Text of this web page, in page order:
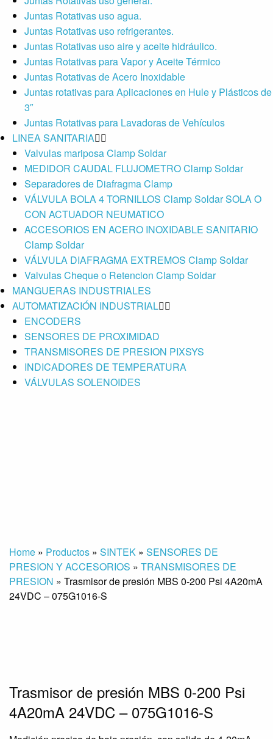
Juntas Rotativas uso agua.
Juntas Rotativas uso refrigerantes.
Juntas Rotativas uso aire y aceite hidráulico.
Juntas Rotativas para Vapor y Aceite Térmico
Juntas Rotativas de Acero Inoxidable
Juntas rotativas para Aplicaciones en Hule y Plásticos de
3″
Juntas Rotativas para Lavadoras de Vehículos
LINEA SANITARIA
Valvulas mariposa Clamp Soldar
MEDIDOR CAUDAL FLUJOMETRO Clamp Soldar
Separadores de Diafragma Clamp
VÁLVULA BOLA 4 TORNILLOS Clamp Soldar SOLA O
CON ACTUADOR NEUMATICO
ACCESORIOS EN ACERO INOXIDABLE SANITARIO
Clamp Soldar
VÁLVULA DIAFRAGMA EXTREMOS Clamp Soldar
Valvulas Cheque o Retencion Clamp Soldar
MANGUERAS INDUSTRIALES
AUTOMATIZACIÓN INDUSTRIAL
ENCODERS
SENSORES DE PROXIMIDAD
TRANSMISORES DE PRESION PIXSYS
INDICADORES DE TEMPERATURA
VÁLVULAS SOLENOIDES
Home » Productos » SINTEK » SENSORES DE
PRESION Y ACCESORIOS » TRANSMISORES DE
PRESION » Trasmisor de presión MBS 0-200 Psi 4A20mA
24VDC – 075G1016-S
Trasmisor de presión MBS 0-200 Psi
4A20mA 24VDC – 075G1016-S